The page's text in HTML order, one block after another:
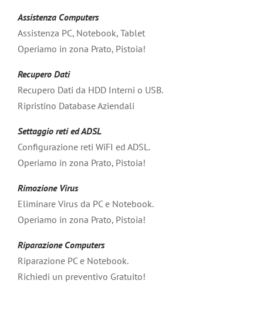
Assistenza Computers
Assistenza PC, Notebook, Tablet
Operiamo in zona Prato, Pistoia!
Recupero Dati
Recupero Dati da HDD Interni o USB.
Ripristino Database Aziendali
Settaggio reti ed ADSL
Configurazione reti WiFI ed ADSL.
Operiamo in zona Prato, Pistoia!
Rimozione Virus
Eliminare Virus da PC e Notebook.
Operiamo in zona Prato, Pistoia!
Riparazione Computers
Riparazione PC e Notebook.
Richiedi un preventivo Gratuito!